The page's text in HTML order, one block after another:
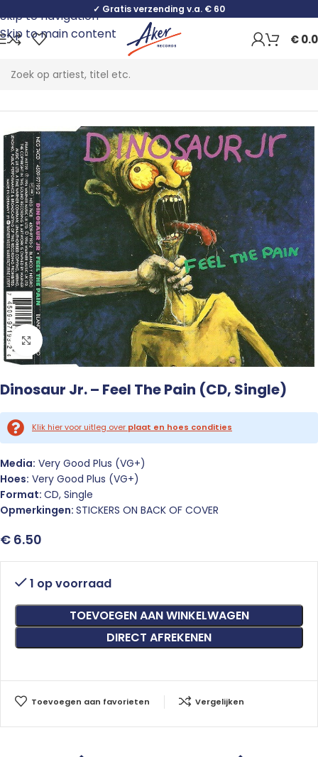
Skip to navigation
Skip to main content
✓ Gratis verzending v.a. € 60
€
Home Rock
Click to enlarge
Dinosaur Jr. – Feel The Pain (CD, Single)
Klik hier voor uitleg over plaat en hoes condities
Media: Very Good Plus (VG+)
Hoes: Very Good Plus (VG+)
Format: CD, Single
Opmerkingen: STICKERS ON BACK OF COVER
€ 6.50
1 op voorraad
TOEVOEGEN AAN WINKELWAGEN
DIRECT AFREKENEN
Toevoegen aan favorieten Vergelijken